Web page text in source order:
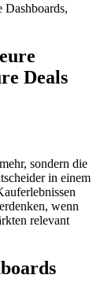
Dashboards,
Deals
sondern die
in einem
wenn
relevant